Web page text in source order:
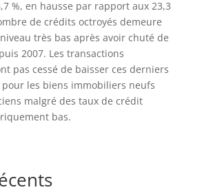
%, en hausse par rapport aux 23,3
de crédits octroyés demeure
très bas après avoir chuté de
2007. Les transactions
pas cessé de baisser ces derniers
les biens immobiliers neufs
malgré des taux de crédit
bas.